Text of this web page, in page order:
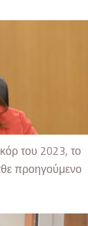
του 2023, το
προηγούμενο